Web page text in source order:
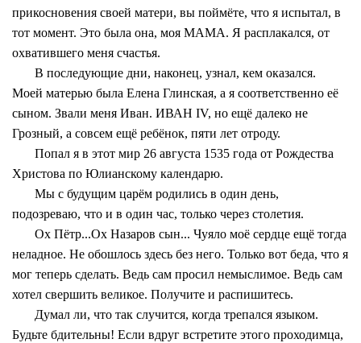
прикосновения своей матери, вы поймёте, что я испытал, в
тот момент. Это была она, моя МАМА. Я расплакался, от
охватившего меня счастья.
В последующие дни, наконец, узнал, кем оказался.
Моей матерью была Елена Глинская, а я соответственно её
сыном. Звали меня Иван. ИВАН IV, но ещё далеко не
Грозный, а совсем ещё ребёнок, пяти лет отроду.
Попал я в этот мир 26 августа 1535 года от Рождества
Христова по Юлианскому календарю.
Мы с будущим царём родились в один день,
подозреваю, что и в один час, только через столетия.
Ох Пётр...Ох Назаров сын... Чуяло моё сердце ещё тогда
неладное. Не обошлось здесь без него. Только вот беда, что я
мог теперь сделать. Ведь сам просил немыслимое. Ведь сам
хотел свершить великое. Получите и распишитесь.
Думал ли, что так случится, когда трепался языком.
Будьте бдительны! Если вдруг встретите этого проходимца,